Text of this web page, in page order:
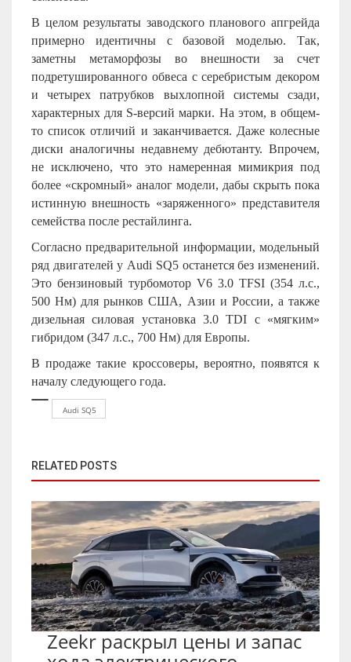
В целом результаты заводского планового апгрейда
примерно идентичны с базовой моделью. Так,
заметны метаморфозы во внешности за счет
подретушированного обвеса с серебристым декором
и четырех патрубков выхлопной системы сзади,
характерных для S-версий марки. На этом, в общем-
то список отличий и заканчивается. Даже колесные
диски аналогичны недавнему дебютанту. Впрочем,
не исключено, что это намеренная мимикрия под
более «скромный» аналог модели, дабы скрыть пока
истинную внешность «заряженного» представителя
семейства после рестайлинга.
Согласно предварительной информации, модельный
ряд двигателей у Audi SQ5 останется без изменений.
Это бензиновый турбомотор V6 3.0 TFSI (354 л.с.,
500 Нм) для рынков США, Азии и России, а также
дизельная силовая установка 3.0 TDI с «мягким»
гибридом (347 л.с., 700 Нм) для Европы.
В продаже такие кроссоверы, вероятно, появятся к
началу следующего года.
Audi SQ5
RELATED POSTS
Zeekr раскрыл цены и запас